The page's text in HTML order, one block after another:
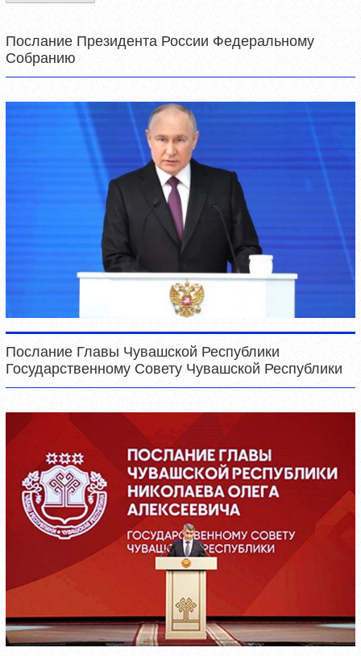
Послание Президента России Федеральному
Собранию
Послание Главы Чувашской Республики
Государственному Совету Чувашской Республики